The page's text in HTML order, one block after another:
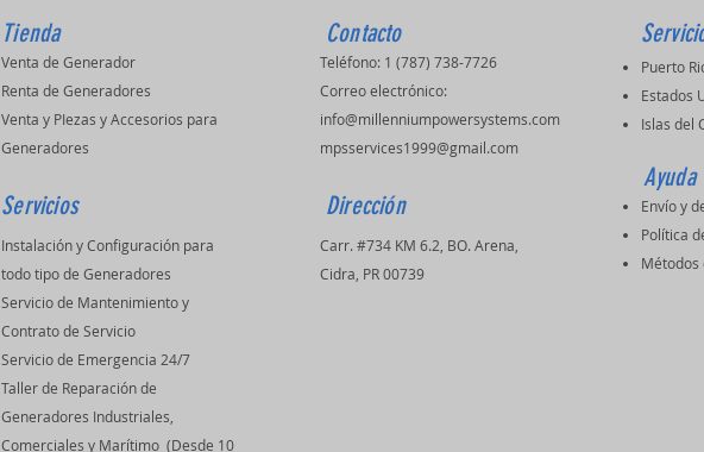
Tienda
Venta de Generador
Renta de Generadores
Venta y PIezas y Accesorios para
Generadores
Servicios
Instalación y Configuración para
todo tipo de Generadores
Servicio de Mantenimiento y
Contrato de Servicio
Servicio de Emergencia 24/7
Taller de Reparación de
Generadores Industriales,
Comerciales y Marítimo (Desde 10
Contacto
Teléfono: 1 (787) 738-7726
Correo electrónico:
info@millenniumpowersystems.com
mpsservices1999@gmail.com
Dirección
Carr. #734 KM 6.2, BO. Arena,
Cidra, PR 00739
Ayuda
Puerto
Estados
Islas del
Envío y
Política
Métodos